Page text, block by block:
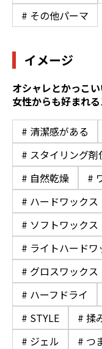
# その他パーマ
イメージ
オシャレとかっこ
女性からも好まれ
# 清潔感がある
# スタイリング剤
# 自然乾燥
#
# ハードワックス
# ソフトワックス
# ライトハードワ
# グロスワックス
# ハーフドライ
# STYLE
# 揉
# ジェル
# つ